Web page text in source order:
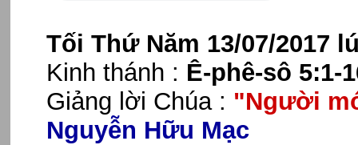
Tối Thứ Năm 13/07/2017
Kinh thánh : Ê-phê-sô 5:1-
Giảng lời Chúa : "Người
Nguyễn Hữu Mạc